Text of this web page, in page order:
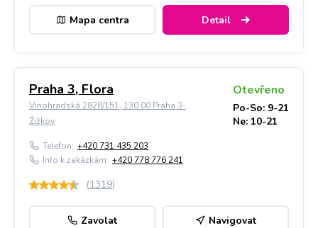
Mapa centra Detail
Praha 3, Flora
Vinohradská 2828/151, 130 00 Praha 3-
Žižkov
Otevřeno
Po-So: 9-21
Ne: 10-21
Telefon: +420 731 435 203
Info k zakázkám: +420 778 776 241
(1319)
Zavolat Navigovat